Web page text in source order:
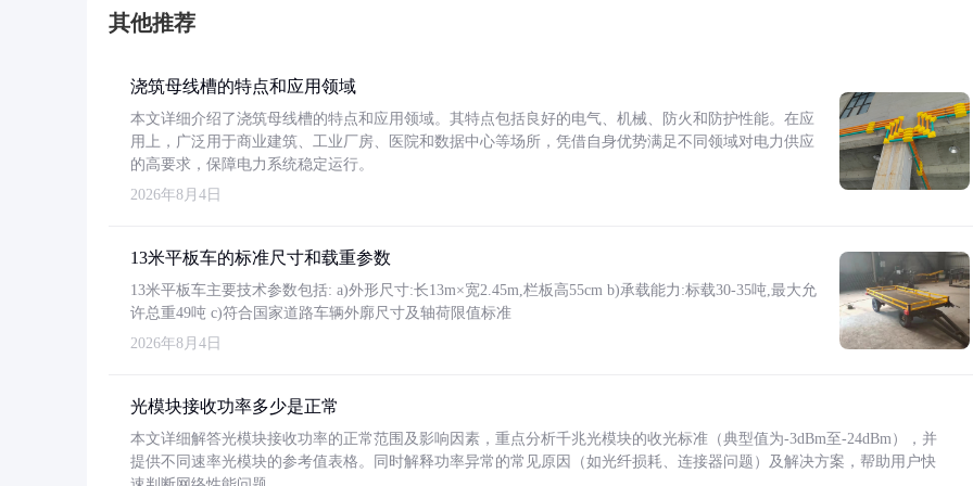
其他推荐
浇筑母线槽的特点和应用领域
本文详细介绍了浇筑母线槽的特点和应用领域。其特点包括良好的电气、机械、防火和防护性能。在应
用上，广泛用于商业建筑、工业厂房、医院和数据中心等场所，凭借自身优势满足不同领域对电力供应
的高要求，保障电力系统稳定运行。
2026年8月4日
13米平板车的标准尺寸和载重参数
13米平板车主要技术参数包括: a)外形尺寸:长13m×宽2.45m,栏板高55cm b)承载能力:标载30-35吨,最大允
许总重49吨 c)符合国家道路车辆外廓尺寸及轴荷限值标准
2026年8月4日
光模块接收功率多少是正常
本文详细解答光模块接收功率的正常范围及影响因素，重点分析千兆光模块的收光标准（典型值为-3dBm至-24dBm），并
提供不同速率光模块的参考值表格。同时解释功率异常的常见原因（如光纤损耗、连接器问题）及解决方案，帮助用户快